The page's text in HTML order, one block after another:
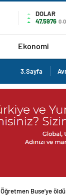
DOLAR
47,5976
Ekonomi
3.Sayfa
Öğretmen Buse’ye